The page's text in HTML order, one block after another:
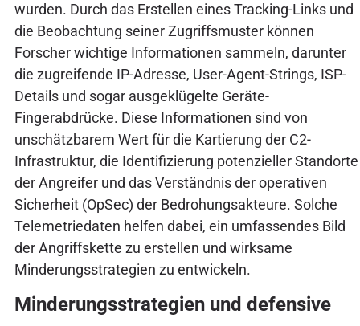
wurden. Durch das Erstellen eines Tracking-Links und
die Beobachtung seiner Zugriffsmuster können
Forscher wichtige Informationen sammeln, darunter
die zugreifende IP-Adresse, User-Agent-Strings, ISP-
Details und sogar ausgeklügelte Geräte-
Fingerabdrücke. Diese Informationen sind von
unschätzbarem Wert für die Kartierung der C2-
Infrastruktur, die Identifizierung potenzieller Standorte
der Angreifer und das Verständnis der operativen
Sicherheit (OpSec) der Bedrohungsakteure. Solche
Telemetriedaten helfen dabei, ein umfassendes Bild
der Angriffskette zu erstellen und wirksame
Minderungsstrategien zu entwickeln.
Minderungsstrategien und defensive